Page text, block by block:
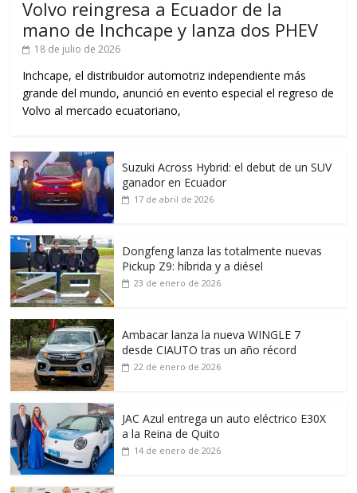
Volvo reingresa a Ecuador de la
mano de Inchcape y lanza dos PHEV
18 de julio de 2026
Inchcape, el distribuidor automotriz independiente más
grande del mundo, anunció en evento especial el regreso de
Volvo al mercado ecuatoriano,
Suzuki Across Hybrid: el debut de un SUV
ganador en Ecuador
17 de abril de 2026
Dongfeng lanza las totalmente nuevas
Pickup Z9: híbrida y a diésel
23 de enero de 2026
Ambacar lanza la nueva WINGLE 7
desde CIAUTO tras un año récord
22 de enero de 2026
JAC Azul entrega un auto eléctrico E30X
a la Reina de Quito
14 de enero de 2026